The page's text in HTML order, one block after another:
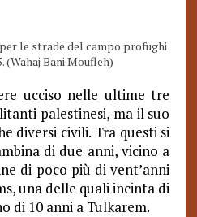
le strade del campo profughi
(Wahaj Bani Moufleh)
ucciso nelle ultime tre
palestinesi, ma il suo
diversi civili. Tra questi si
di due anni, vicino a
di poco più di vent’anni
una delle quali incinta di
di 10 anni a Tulkarem.